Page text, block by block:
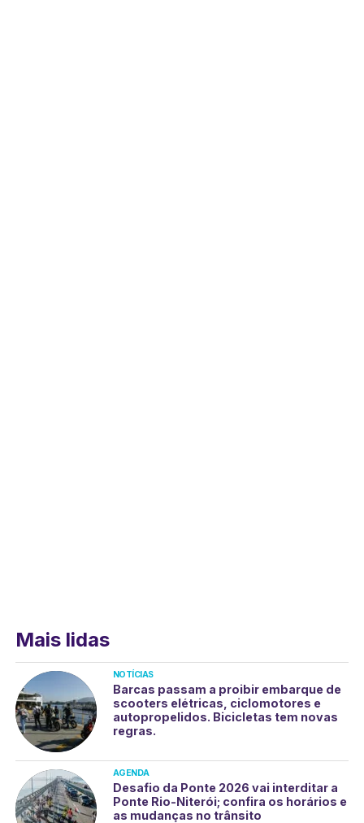
Mais lidas
NOTÍCIAS
Barcas passam a proibir embarque de
scooters elétricas, ciclomotores e
autopropelidos. Bicicletas tem novas
regras.
AGENDA
Desafio da Ponte 2026 vai interditar a
Ponte Rio-Niterói; confira os horários e
as mudanças no trânsito